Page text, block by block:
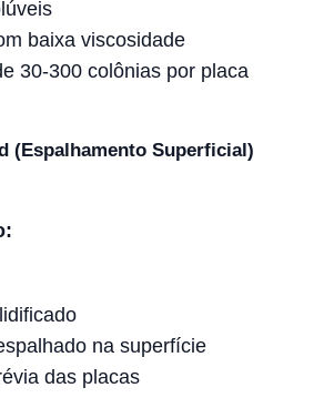
baixa viscosidade
30-300 colônias por placa
(Espalhamento Superficial)
na superfície
das placas